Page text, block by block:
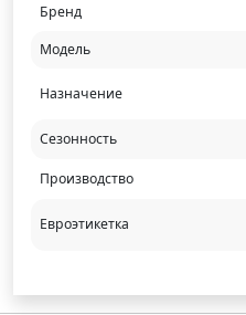
Бренд
Модель
Назначение
Сезонность
Производство
Евроэтикетка